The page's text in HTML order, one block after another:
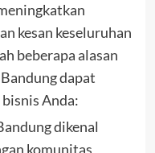
kesan keseluruhan
beberapa alasan
dapat
Anda:
dikenal
komunitas